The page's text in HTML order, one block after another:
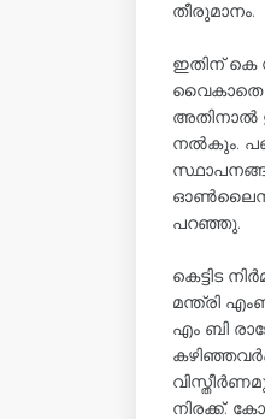
തീരുമാനം.
ഇതിന് കെ
വൈകാതെ
അതിനാല്‍
നല്‍കും.
ഓണ്‍ലൈന്‍
പറഞ്ഞു.
കെട്ടിട
മന്ത്രി
എം ബി
നിരക്ക്.